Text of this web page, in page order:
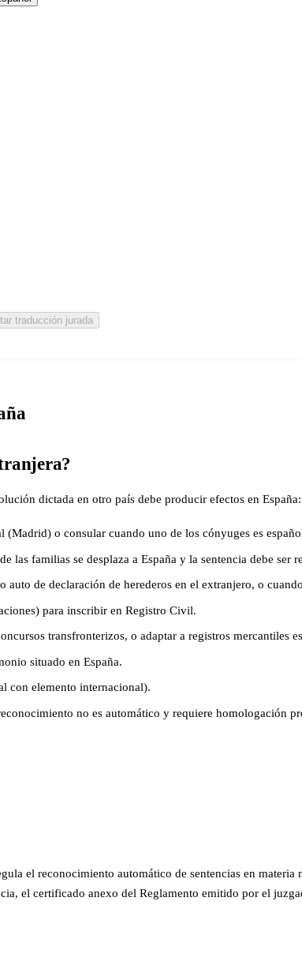
traducción jurada
dictada en otro país debe producir efectos en España:
o consular cuando uno de los cónyuges es
las familias se desplaza a España y la sentencia debe
auto de declaración de herederos en el extranjero, o
para inscribir en Registro Civil.
transfronterizos, o adaptar a registros mercantiles
situado en España.
con elemento internacional).
no es automático y requiere homologación
el reconocimiento automático de sentencias en
el certificado anexo del Reglamento emitido por el